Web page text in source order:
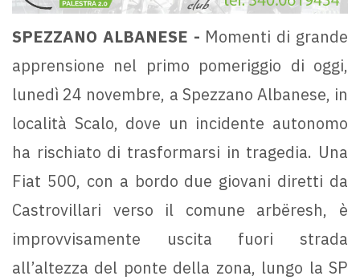
SPEZZANO ALBANESE - Momenti di grande
apprensione nel primo pomeriggio di oggi,
lunedì 24 novembre, a Spezzano Albanese, in
località Scalo, dove un incidente autonomo
ha rischiato di trasformarsi in tragedia. Una
Fiat 500, con a bordo due giovani diretti da
Castrovillari verso il comune arbëresh, è
improvvisamente uscita fuori strada
all’altezza del ponte della zona, lungo la SP